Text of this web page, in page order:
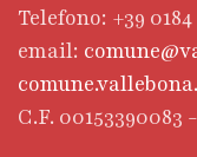
Telefono: +39 0184
email:
C.F. 00153390083